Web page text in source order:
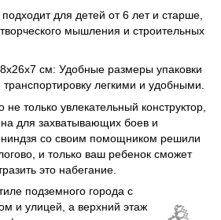
для детей от 6 лет и старше,
мышления и строительных
см: Удобные размеры упаковки
легкими и удобными.
только увлекательный конструктор,
для захватывающих боев и
со своим помощником решили
и только ваш ребенок сможет
это набегание.
подземного города с
и улицей, а верхний этаж
🌹